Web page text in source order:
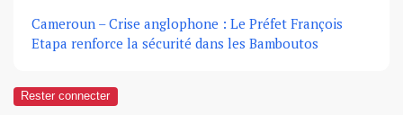
Cameroun – Crise anglophone : Le Préfet François
Etapa renforce la sécurité dans les Bamboutos
Rester connecter